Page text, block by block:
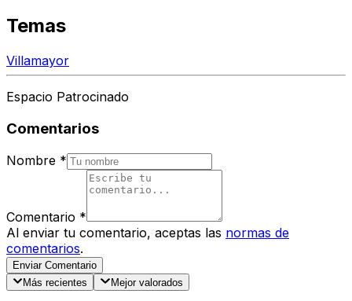
Temas
Villamayor
Espacio Patrocinado
Comentarios
Nombre *
Comentario *
Al enviar tu comentario, aceptas las normas de
comentarios.
Enviar Comentario
Más recientes
Mejor valorados